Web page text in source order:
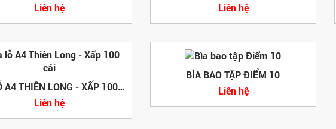
Liên hệ
Liên hệ
BÌA LỖ A4 THIÊN LONG - XẤP 100 CÁI
Liên hệ
BÌA BAO TẬP ĐIỂM 10
Liên hệ